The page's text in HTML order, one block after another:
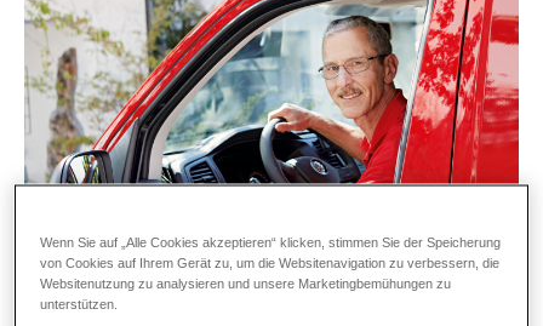
Wenn Sie auf „Alle Cookies akzeptieren“ klicken, stimmen Sie der Speicherung
von Cookies auf Ihrem Gerät zu, um die Websitenavigation zu verbessern, die
Websitenutzung zu analysieren und unsere Marketingbemühungen zu
unterstützen.